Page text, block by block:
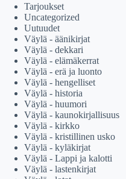
Tarjoukset
Uncategorized
Uutuudet
Väylä - äänikirjat
Väylä - dekkari
Väylä - elämäkerrat
Väylä - erä ja luonto
Väylä - hengelliset
Väylä - historia
Väylä - huumori
Väylä - kaunokirjallisuus
Väylä - kirkko
Väylä - kristillinen usko
Väylä - kyläkirjat
Väylä - Lappi ja kalotti
Väylä - lastenkirjat